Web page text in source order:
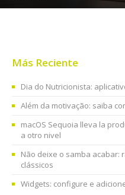
Más Reciente
Dia do Nutricionista:
Além da motivação: saiba
macOS Sequoia lleva la
a otro nivel
Não deixe o samba acabar:
clássicos
Widgets: configure e